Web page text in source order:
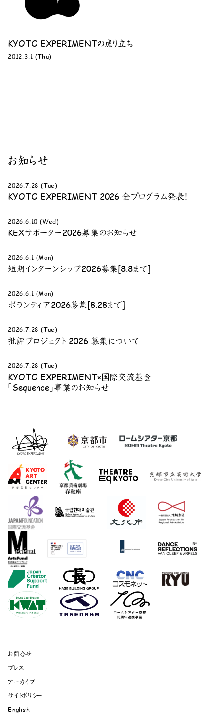
KYOTO EXPERIMENTの成り立ち
2012.3.1 (Thu)
お知らせ
2026.7.28 (Tue)
KYOTO EXPERIMENT 2026 全プログラム発表！
2026.6.10 (Wed)
KEXサポーター2026募集のお知らせ
2026.6.1 (Mon)
短期インターンシップ2026募集[8.8まで]
2026.6.1 (Mon)
ボランティア2026募集[8.28まで]
2026.7.28 (Tue)
批評プロジェクト 2026 募集について
2026.7.28 (Tue)
KYOTO EXPERIMENT×国際交流基金
「Sequence」事業のお知らせ
お問合せ
プレス
アーカイブ
サイトポリシー
English